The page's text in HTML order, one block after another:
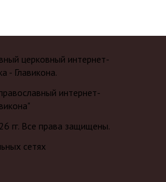
интернет-
гг. Все права защищены.
сетях